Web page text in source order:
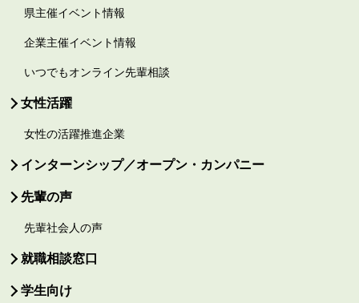
県主催イベント情報
企業主催イベント情報
いつでもオンライン先輩相談
女性活躍
女性の活躍推進企業
インターンシップ／オープン・カンパニー
先輩の声
先輩社会人の声
就職相談窓口
学生向け